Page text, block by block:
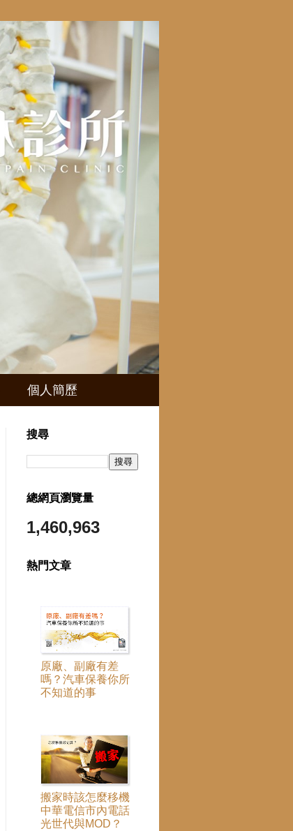
個人簡歷
搜尋
總網頁瀏覽量
1,460,963
熱門文章
原廠、副廠有差
嗎？汽車保養你所
不知道的事
搬家時該怎麼移機
中華電信市內電話
光世代與MOD？